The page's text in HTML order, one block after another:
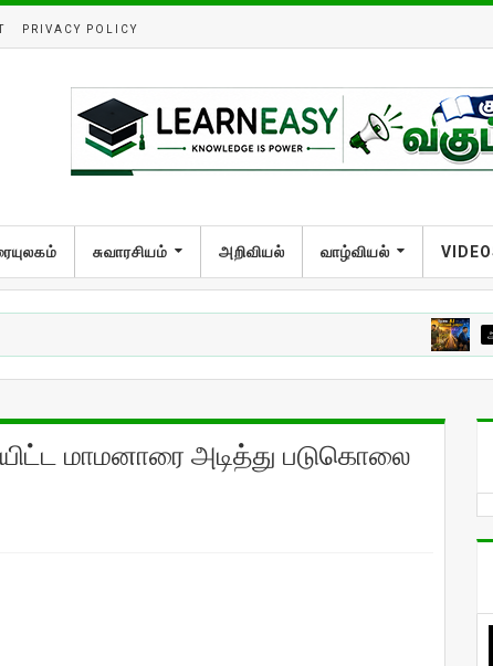
PRIVACY POLICY
சுவாரசியம் அறிவியல் வாழ்வியல்
அறிவியல்
மாமனாரை அடித்து படுகொலை